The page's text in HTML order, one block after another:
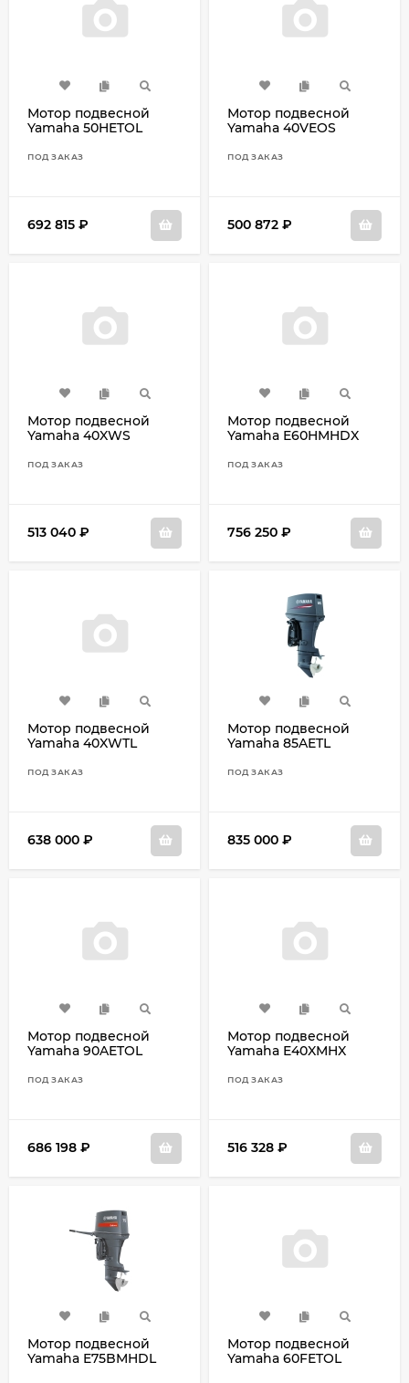
Мотор подвесной
Yamaha 50HETOL
ПОД ЗАКАЗ
692 815 ₽
Мотор подвесной
Yamaha 40VEOS
ПОД ЗАКАЗ
500 872 ₽
Мотор подвесной
Yamaha 40XWS
ПОД ЗАКАЗ
513 040 ₽
Мотор подвесной
Yamaha E60HMHDX
ПОД ЗАКАЗ
756 250 ₽
Мотор подвесной
Yamaha 40XWTL
ПОД ЗАКАЗ
638 000 ₽
Мотор подвесной
Yamaha 85AETL
ПОД ЗАКАЗ
835 000 ₽
Мотор подвесной
Yamaha 90AETOL
ПОД ЗАКАЗ
686 198 ₽
Мотор подвесной
Yamaha E40XMHX
ПОД ЗАКАЗ
516 328 ₽
Мотор подвесной
Yamaha E75BMHDL
Мотор подвесной
Yamaha 60FETOL